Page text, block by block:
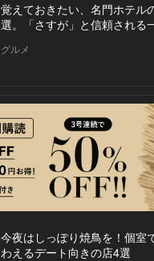
覚えておきたい、名門ホテル
選。「さすが」と信頼される
グルメ
今夜はしっぽり焼鳥を！個室
わえるデート向きの店4選